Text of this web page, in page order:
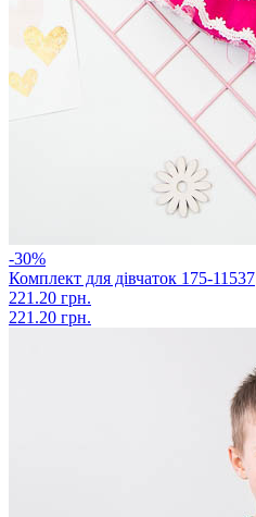
-30%
Комплект для дівчаток 175-11537
221.20 грн.
221.20 грн.